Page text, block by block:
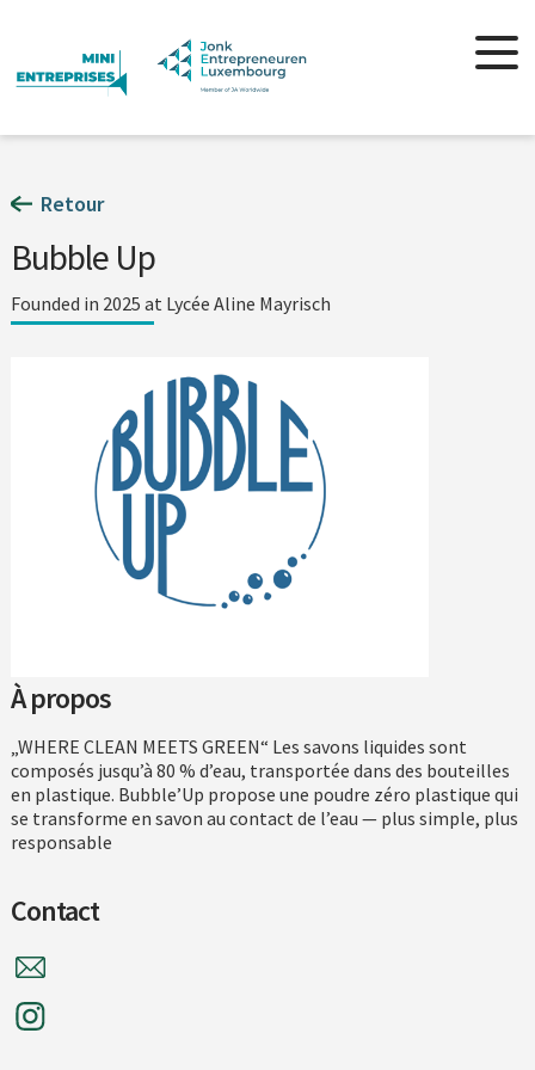
Retour
Bubble Up
Founded in 2025 at Lycée Aline Mayrisch
À propos
„WHERE CLEAN MEETS GREEN“ Les savons liquides sont
composés jusqu’à 80 % d’eau, transportée dans des bouteilles
en plastique. Bubble’Up propose une poudre zéro plastique qui
se transforme en savon au contact de l’eau — plus simple, plus
responsable
Contact